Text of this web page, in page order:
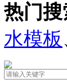
热门搜
水模板